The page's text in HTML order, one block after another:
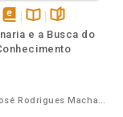
disponível
em
Disponível
na
páginas
e a Busca do
Nélson José Rodrigues Machado